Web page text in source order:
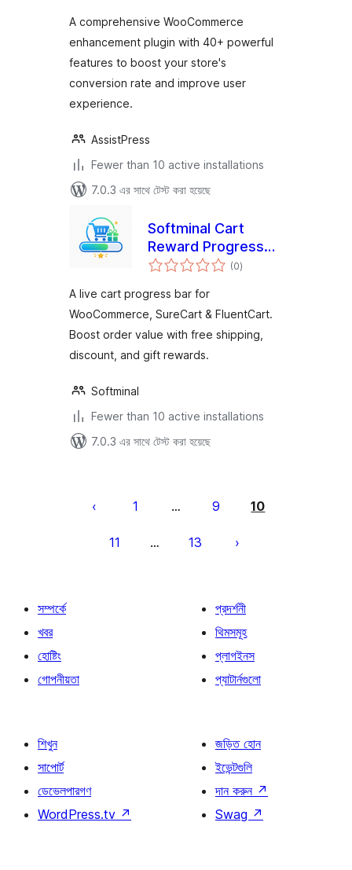
A comprehensive WooCommerce
enhancement plugin with 40+ powerful
features to boost your store's
conversion rate and improve user
experience.
AssistPress
Fewer than 10 active installations
7.0.3 এর সাথে টেস্ট করা হয়েছে
Softminal Cart
Reward Progress
Bar
(0total
ratings
)
A live cart progress bar for
WooCommerce, SureCart & FluentCart.
Boost order value with free shipping,
discount, and gift rewards.
Softminal
Fewer than 10 active installations
7.0.3 এর সাথে টেস্ট করা হয়েছে
পেজিনেশন
1 … 9 10
11 … 13
সম্পর্কে
খবর
হোষ্টিং
গোপনীয়তা
প্রদর্শনী
থিমসমূহ
প্লাগইনস
প্যাটার্নগুলো
শিখুন
সাপোর্ট
ডেভেলপারগণ
WordPress.tv ↗
জড়িত হোন
ইভেন্টগুলি
দান করুন ↗
Swag ↗